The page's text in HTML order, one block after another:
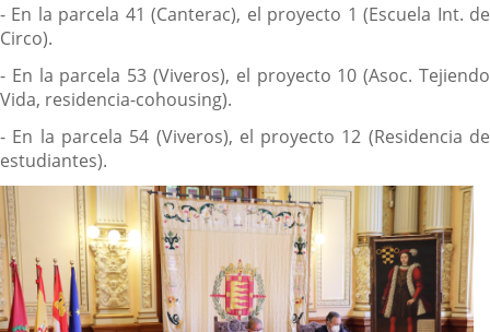
- En la parcela 41 (Canterac), el proyecto 1 (Escuela Int. de
Circo).
- En la parcela 53 (Viveros), el proyecto 10 (Asoc. Tejiendo
Vida, residencia-cohousing).
- En la parcela 54 (Viveros), el proyecto 12 (Residencia de
estudiantes).